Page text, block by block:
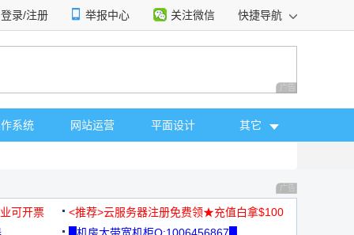
登录/注册 举报中心 关注微信 快捷导航
广告 商业广告，理
系统 网站运营 平面设计 其它
广告 商业广告，理
可开票
<推荐>云服务器注册免费领★充值白拿$100